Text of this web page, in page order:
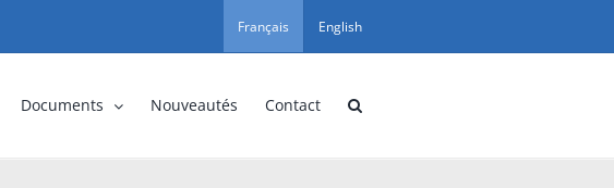
Français English
Documents Nouveautés Contact